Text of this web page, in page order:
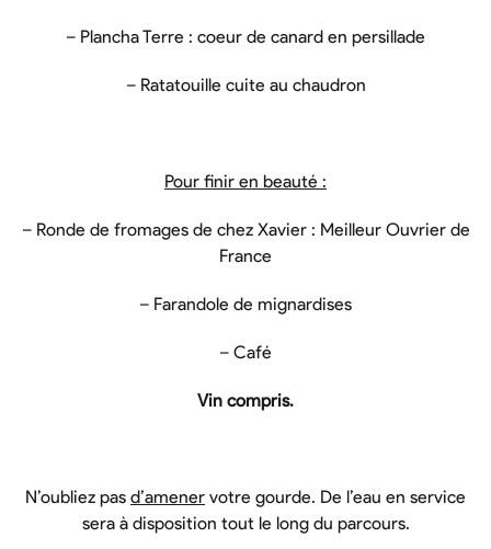
– Plancha Terre : coeur de canard en persillade
– Ratatouille cuite au chaudron
Pour finir en beauté :
– Ronde de fromages de chez Xavier : Meilleur Ouvrier de
France
– Farandole de mignardises
– Café
Vin compris.
N’oubliez pas d’amener votre gourde. De l’eau en service
sera à disposition tout le long du parcours.